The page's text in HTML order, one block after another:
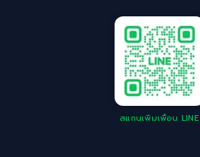
สแกนเพิ่มเพื่อน LINE